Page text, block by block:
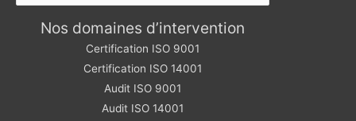
Nos domaines d’intervention
Certification ISO 9001
Certification ISO 14001
Audit ISO 9001
Audit ISO 14001